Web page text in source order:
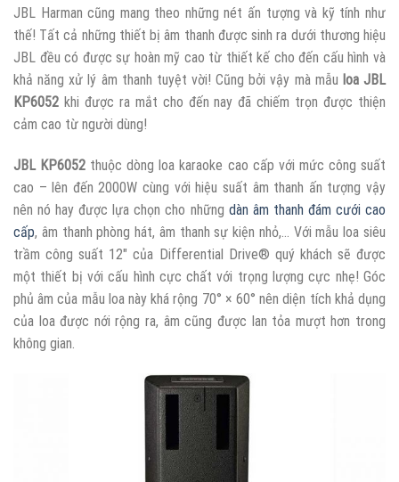
JBL Harman cũng mang theo những nét ấn tượng và kỹ tính như
thế! Tất cả những thiết bị âm thanh được sinh ra dưới thương hiệu
JBL đều có được sự hoàn mỹ cao từ thiết kế cho đến cấu hình và
khả năng xử lý âm thanh tuyệt vời! Cũng bởi vậy mà mẫu loa JBL
KP6052 khi được ra mắt cho đến nay đã chiếm trọn được thiện
cảm cao từ người dùng!
JBL KP6052 thuộc dòng loa karaoke cao cấp với mức công suất
cao – lên đến 2000W cùng với hiệu suất âm thanh ấn tượng vậy
nên nó hay được lựa chọn cho những dàn âm thanh đám cưới cao
cấp, âm thanh phòng hát, âm thanh sự kiện nhỏ,… Với mẫu loa siêu
trầm công suất 12″ của Differential Drive® quý khách sẽ được
một thiết bị với cấu hình cực chất với trọng lượng cực nhẹ! Góc
phủ âm của mẫu loa này khá rộng 70° × 60° nên diện tích khả dụng
của loa được nới rộng ra, âm cũng được lan tỏa mượt hơn trong
không gian.